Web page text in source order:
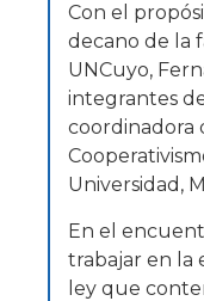
Con el
decano de la
UNCuyo,
integrantes
coordinadora
Universidad,
En el
trabajar en la
ley que